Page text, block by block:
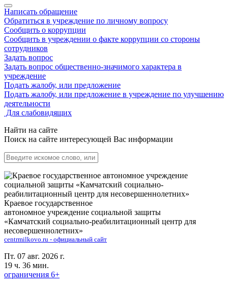
Написать обращение
Обратиться в учреждение по личному вопросу
Сообщить о коррупции
Сообщить в учреждении о факте коррупции со стороны
сотрудников
Задать вопрос
Задать вопрос общественно-значимого характера в
учреждение
Подать жалобу, или предложение
Подать жалобу, или предложение в учреждение по улучшению
деятельности
Для слабовидящих
Найти на сайте
Поиск на сайте интересующей Вас информации
Краевое государственное
автономное учреждение социальной защиты
«Камчатский социально-реабилитационный центр для
несовершеннолетних»
centrmilkovo.ru - официальный сайт
Пт. 07 авг. 2026 г.
19 ч. 36 мин.
ограничения 6+